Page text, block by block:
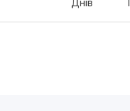
Днів